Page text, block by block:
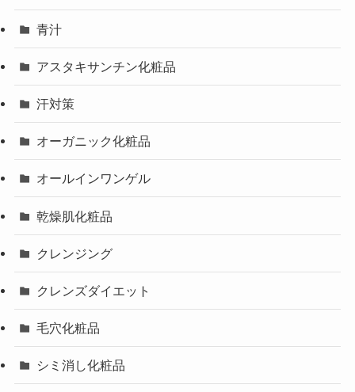
青汁
アスタキサンチン化粧品
汗対策
オーガニック化粧品
オールインワンゲル
乾燥肌化粧品
クレンジング
クレンズダイエット
毛穴化粧品
シミ消し化粧品